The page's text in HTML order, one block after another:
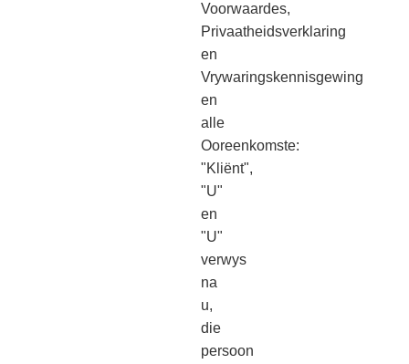
Voorwaardes,
Privaatheidsverklaring
en
Vrywaringskennisgewing
en
alle
Ooreenkomste:
"Kliënt",
"U"
en
"U"
verwys
na
u,
die
persoon